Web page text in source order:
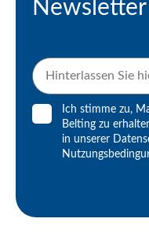
Ich stimme zu,
Belting zu
in unserer